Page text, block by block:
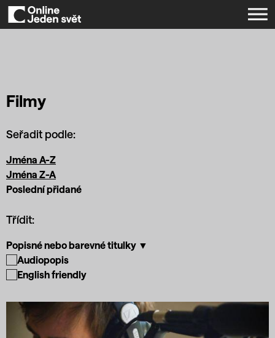
Filmy
Seřadit podle:
Jména A-Z
Jména Z-A
Poslední přidané
Třídit:
Popisné nebo barevné titulky ▼
Audiopopis
English friendly